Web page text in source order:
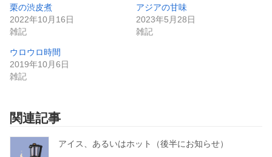
栗の渋皮煮
2022年10月16日
雑記
アジアの甘味
2023年5月28日
雑記
ウロウロ時間
2019年10月6日
雑記
関連記事
アイス、あるいはホット（後半にお知らせ）